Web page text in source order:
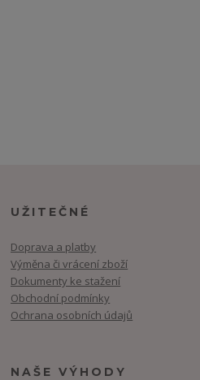
UŽITEČNÉ
Doprava a platby
Výměna či vrácení zboží
Dokumenty ke stažení
Obchodní podmínky
Ochrana osobních údajů
NAŠE VÝHODY